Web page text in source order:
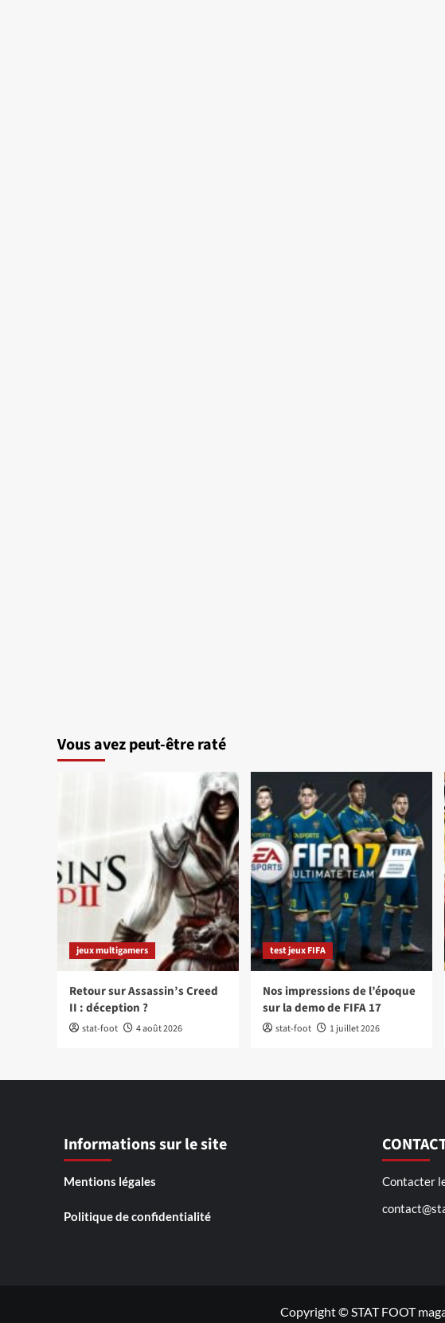
Vous avez peut-être raté
jeux multigamers
Retour sur Assassin’s Creed
II : déception ?
stat-foot 4 août 2026
test jeux FIFA
Nos impressions de l’époque
sur la demo de FIFA 17
stat-foot 1 juillet 2026
Informations sur le site
Mentions légales
Politique de confidentialité
Contacter
Copyright © STAT FOOT